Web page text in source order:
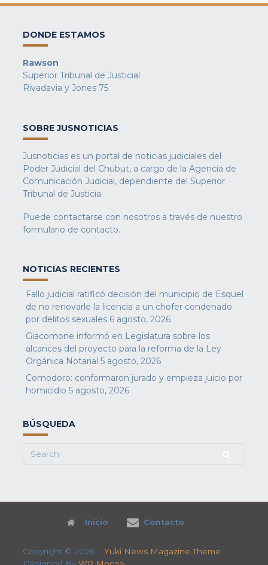
DONDE ESTAMOS
Rawson
Superior Tribunal de Justicial
Rivadavia y Jones 75
SOBRE JUSNOTICIAS
Jusnoticias es un portal de noticias judiciales del
Poder Judicial del Chubut, a cargo de la Agencia de
Comunicación Judicial, dependiente del Superior
Tribunal de Justicia.
Puede contactarse con nosotros a través de nuestro
formulario de contacto.
NOTICIAS RECIENTES
Fallo judicial ratificó decisión del municipio de Esquel
de no renovarle la licencia a un chofer condenado
por delitos sexuales 6 agosto, 2026
Giacomone informó en Legislatura sobre los
alcances del proyecto para la reforma de la Ley
Orgánica Notarial 5 agosto, 2026
Comodoro: conformaron jurado y empieza juicio por
homicidio 5 agosto, 2026
BÚSQUEDA
Search
Inicio Contacto
Copyright © 2026 Yuki News Magazine Theme